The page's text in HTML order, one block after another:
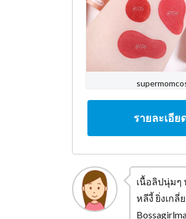
รายละเอีย
เนื้อลิปนุ่มๆ
หลีงี้ ยิ่งเกลี่